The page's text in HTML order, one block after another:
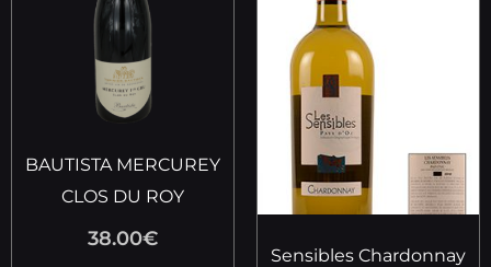
BAUTISTA MERCUREY
CLOS DU ROY
38.00€
Sensibles Chardonnay